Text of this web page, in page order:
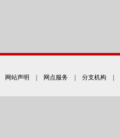
网站声明 网点服务 分支机构